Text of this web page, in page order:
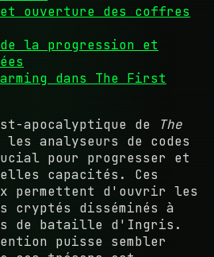
ouverture des coffres
la progression et
dans The First
apocalyptique de
The
analyseurs de codes
pour progresser et
capacités. Ces
permettent d'ouvrir les
cryptés disséminés à
de bataille d'Ingris.
puisse sembler